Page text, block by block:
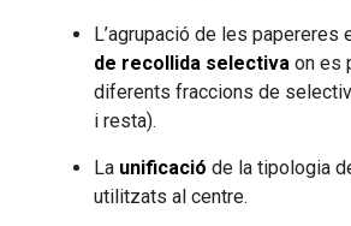
L’agrupació de les papereres
de recollida selectiva on es
diferents fraccions de
i resta).
La unificació de la tipologia
utilitzats al centre.